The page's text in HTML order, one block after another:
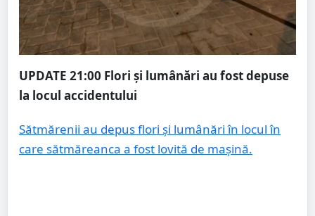
UPDATE 21:00 Flori și lumânări au fost depuse
la locul accidentului
Sătmărenii au depus flori și lumânări în locul în
care sătmăreanca a fost lovită de mașină.